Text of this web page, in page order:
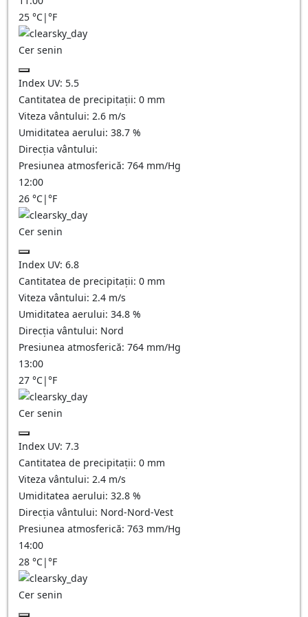
25 °C|°F
Cer senin
Index UV: 5.5
Cantitatea de precipitații: 0 mm
Viteza vântului: 2.6 m/s
Umiditatea aerului: 38.7 %
Direcția vântului:
Presiunea atmosferică: 764 mm/Hg
12:00
26 °C|°F
Cer senin
Index UV: 6.8
Cantitatea de precipitații: 0 mm
Viteza vântului: 2.4 m/s
Umiditatea aerului: 34.8 %
Direcția vântului: Nord
Presiunea atmosferică: 764 mm/Hg
13:00
27 °C|°F
Cer senin
Index UV: 7.3
Cantitatea de precipitații: 0 mm
Viteza vântului: 2.4 m/s
Umiditatea aerului: 32.8 %
Direcția vântului: Nord-Nord-Vest
Presiunea atmosferică: 763 mm/Hg
14:00
28 °C|°F
Cer senin